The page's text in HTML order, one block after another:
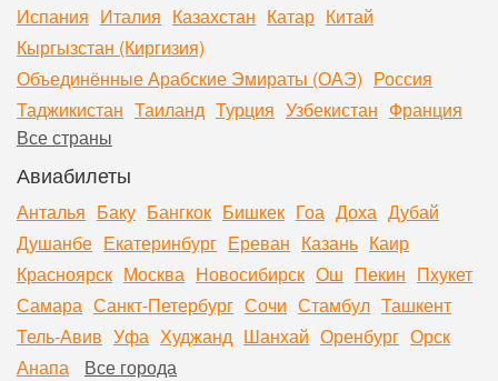
Испания Италия Казахстан Катар Китай
Кыргызстан (Киргизия)
Объединённые Арабские Эмираты (ОАЭ) Россия
Таджикистан Таиланд Турция Узбекистан Франция
Все страны
Авиабилеты
Анталья Баку Бангкок Бишкек Гоа Доха Дубай
Душанбе Екатеринбург Ереван Казань Каир
Красноярск Москва Новосибирск Ош Пекин Пхукет
Самара Санкт-Петербург Сочи Стамбул Ташкент
Тель-Авив Уфа Худжанд Шанхай Оренбург Орск
Анапа
Все города